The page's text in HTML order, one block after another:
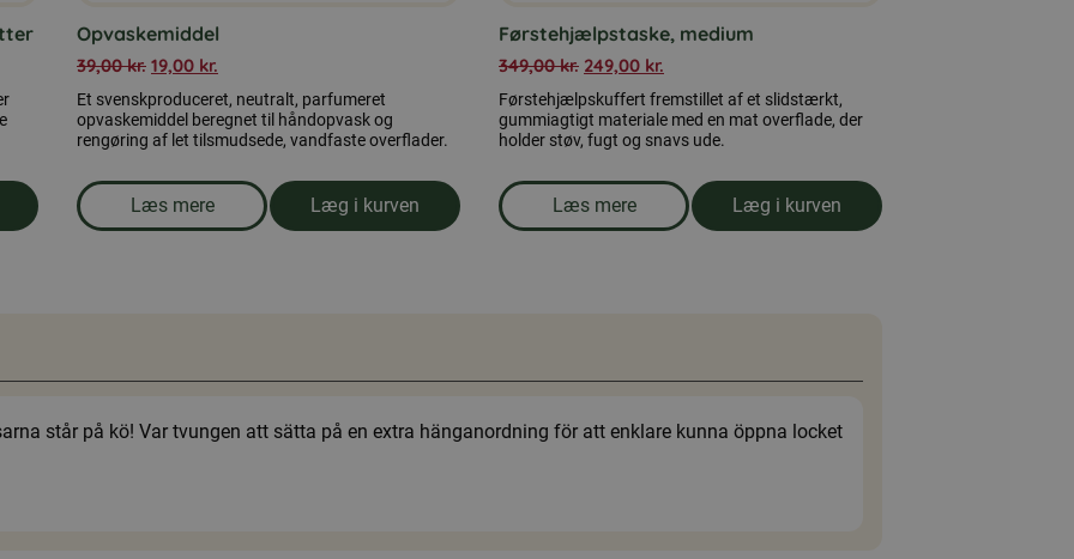
tabletter, 100 tabletter
Opvaskemiddel
39,00kr. 19,00 kr.
Et svenskproduceret, neutralt, parfumeret
opvaskemiddel beregnet til håndopvask og
rengøring af let tilsmudsede, vandfaste overflader.
Læs mere
om produkten Opvaskemiddel
Læg i kurven
Førstehjælpstaske, medium
349,00kr. 249,00 kr.
Førstehjælpskuffert fremstillet af et slidstærkt,
gummiagtigt materiale med en mat overflade, der
holder støv, fugt og snavs ude.
Læs mere
om produkten Førstehjælpstaske, medium
Læg i kurven
står på kö! Var tvungen att sätta på en extra hänganordning för att enklare kunna öppna locket